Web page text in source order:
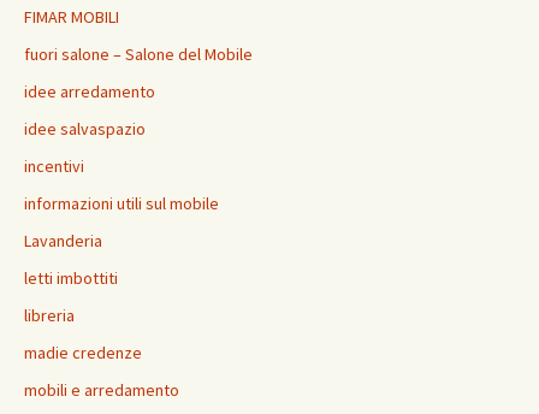
FIMAR MOBILI
fuori salone – Salone del Mobile
idee arredamento
idee salvaspazio
incentivi
informazioni utili sul mobile
Lavanderia
letti imbottiti
libreria
madie credenze
mobili e arredamento